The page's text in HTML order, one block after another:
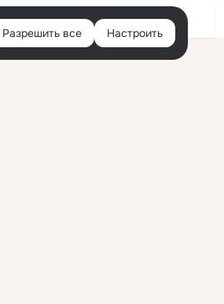
Войти
Разрешить все Настроить